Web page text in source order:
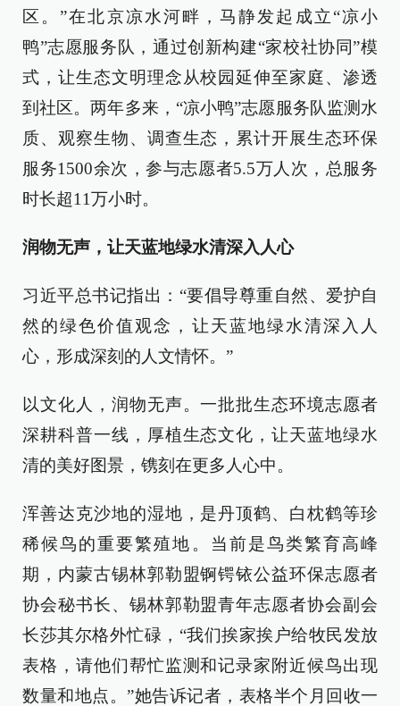
区。”在北京凉水河畔，马静发起成立“凉小
鸭”志愿服务队，通过创新构建“家校社协同”模
式，让生态文明理念从校园延伸至家庭、渗透
到社区。两年多来，“凉小鸭”志愿服务队监测水
质、观察生物、调查生态，累计开展生态环保
服务1500余次，参与志愿者5.5万人次，总服务
时长超11万小时。
润物无声，让天蓝地绿水清深入人心
习近平总书记指出：“要倡导尊重自然、爱护自
然的绿色价值观念，让天蓝地绿水清深入人
心，形成深刻的人文情怀。”
以文化人，润物无声。一批批生态环境志愿者
深耕科普一线，厚植生态文化，让天蓝地绿水
清的美好图景，镌刻在更多人心中。
浑善达克沙地的湿地，是丹顶鹤、白枕鹤等珍
稀候鸟的重要繁殖地。当前是鸟类繁育高峰
期，内蒙古锡林郭勒盟锕锷铱公益环保志愿者
协会秘书长、锡林郭勒盟青年志愿者协会副会
长莎其尔格外忙碌，“我们挨家挨户给牧民发放
表格，请他们帮忙监测和记录家附近候鸟出现
数量和地点。”她告诉记者，表格半个月回收一